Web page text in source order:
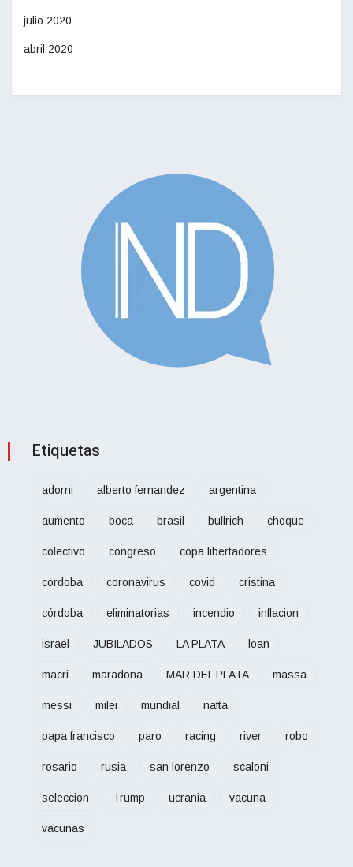
julio 2020
abril 2020
Etiquetas
adorni alberto fernandez argentina
aumento boca brasil bullrich choque
colectivo congreso copa libertadores
cordoba coronavirus covid cristina
córdoba eliminatorias incendio inflacion
israel JUBILADOS LA PLATA loan
macri maradona MAR DEL PLATA massa
messi milei mundial nafta
papa francisco paro racing river robo
rosario rusia san lorenzo scaloni
seleccion Trump ucrania vacuna
vacunas